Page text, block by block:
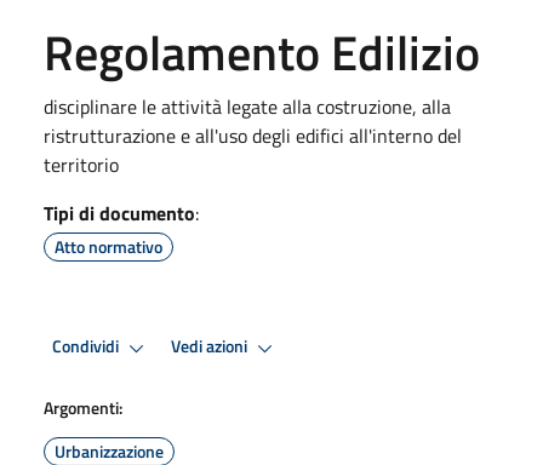
Regolamento Edilizio
disciplinare le attività legate alla costruzione, alla
ristrutturazione e all'uso degli edifici all'interno del
territorio
Tipi di documento:
Atto normativo
Condividi Vedi azioni
Argomenti:
Urbanizzazione